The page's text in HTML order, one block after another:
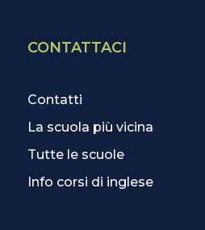
CONTATTACI
Contatti
La scuola più vicina
Tutte le scuole
Info corsi di inglese